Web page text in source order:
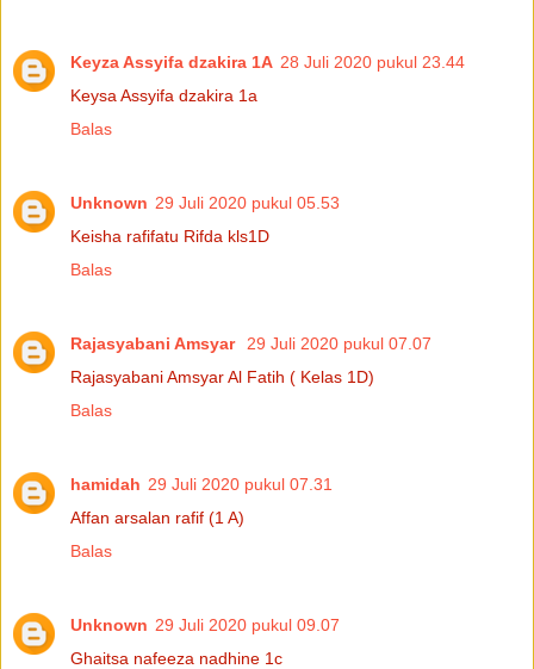
Keyza Assyifa dzakira 1A 28 Juli 2020 pukul 23.44
Keysa Assyifa dzakira 1a
Balas
Unknown 29 Juli 2020 pukul 05.53
Keisha rafifatu Rifda kls1D
Balas
Rajasyabani Amsyar
29 Juli 2020 pukul 07.07
Rajasyabani Amsyar Al Fatih ( Kelas 1D)
Balas
hamidah 29 Juli 2020 pukul 07.31
Affan arsalan rafif (1 A)
Balas
Unknown 29 Juli 2020 pukul 09.07
Ghaitsa nafeeza nadhine 1c